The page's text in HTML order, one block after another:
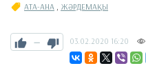
АТА-АНА , ЖӘРДЕМАҚЫ
— 03.02.2020 16:20